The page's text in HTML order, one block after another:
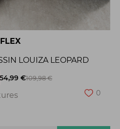
LOUIZA LEOPARD
54,99 €109,98 €
0